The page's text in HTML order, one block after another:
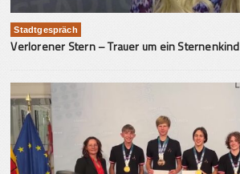
Stadtgespräch
Verlorener Stern – Trauer um ein Sternenkind